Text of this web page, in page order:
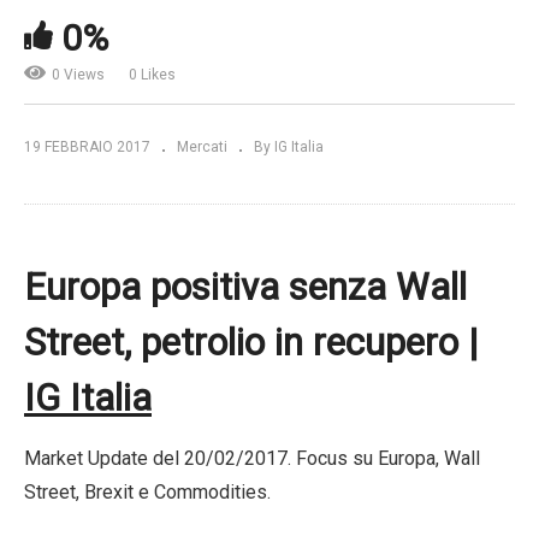
0%
0 Views 0 Likes
19 FEBBRAIO 2017 Mercati By IG Italia
Europa positiva senza Wall
Street, petrolio in recupero |
IG Italia
Market Update del 20/02/2017. Focus su Europa, Wall
Street, Brexit e Commodities.